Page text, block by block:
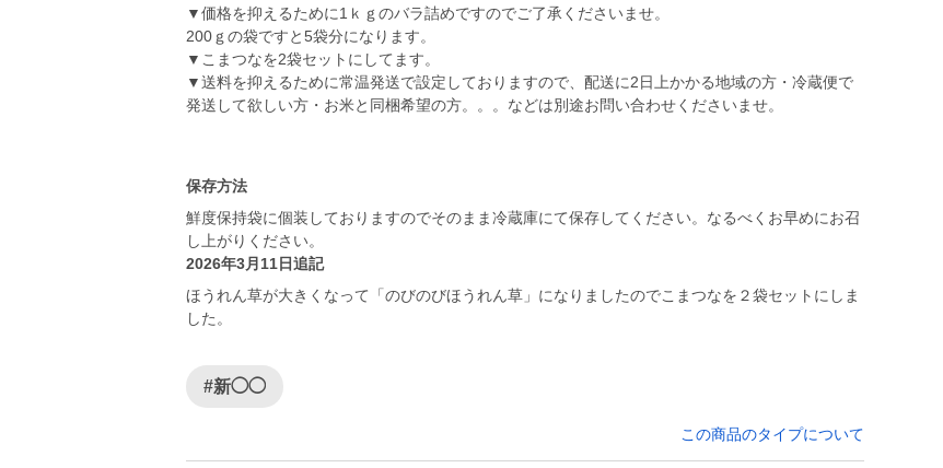
▼価格を抑えるために1ｋｇのバラ詰めですのでご了承くださいませ。
200ｇの袋ですと5袋分になります。
▼こまつなを2袋セットにしてます。
▼送料を抑えるために常温発送で設定しておりますので、配送に2日上かかる地域の方・冷蔵便で
発送して欲しい方・お米と同梱希望の方。。。などは別途お問い合わせくださいませ。
保存方法
鮮度保持袋に個装しておりますのでそのまま冷蔵庫にて保存してください。なるべくお早めにお召
し上がりください。
2026年3月11日追記
ほうれん草が大きくなって「のびのびほうれん草」になりましたのでこまつなを２袋セットにしま
した。
#新◯◯
この商品のタイプについて